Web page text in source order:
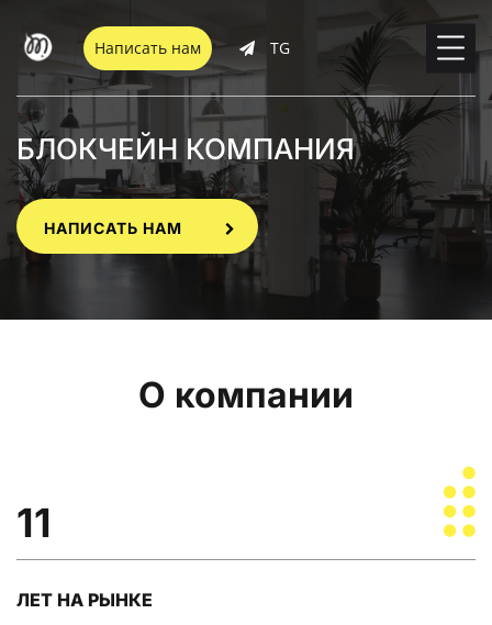
Написать нам TG
БЛОКЧЕЙН КОМПАНИЯ
НАПИСАТЬ НАМ
О компании
11
ЛЕТ НА РЫНКЕ